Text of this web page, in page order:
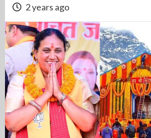
2 years ago